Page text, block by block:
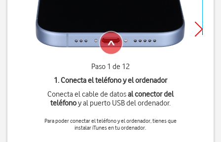
Paso 1 de 12
1. Conecta el teléfono y el ordenador
Conecta el cable de datosal conector del
teléfonoy al puerto USB del ordenador.
Para poder conectar el teléfono y el ordenador, tienes que
instalar iTunes en tu ordenador.